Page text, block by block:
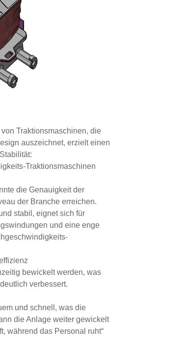
Traktionsmaschinen, die
auszeichnet, erzielt einen
Traktionsmaschinen
die Genauigkeit der
der Branche erreichen.
stabil, eignet sich für
und eine enge
bewickelt werden, was
verbessert.
und schnell, was die
die Anlage weiter gewickelt
während das Personal ruht“